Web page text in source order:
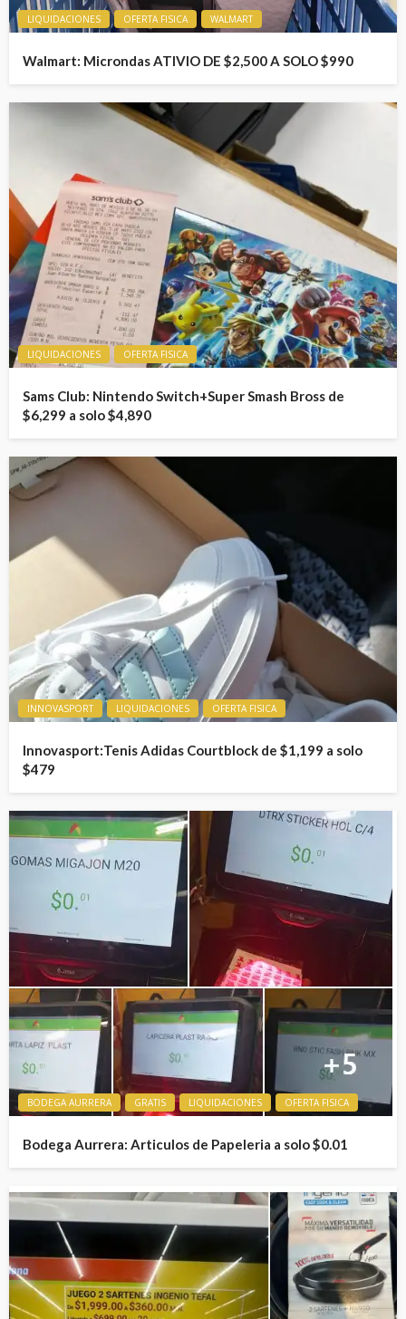
LIQUIDACIONES OFERTA FISICA WALMART
Walmart: Microndas ATIVIO DE $2,500 A SOLO $990
LIQUIDACIONES OFERTA FISICA
Sams Club: Nintendo Switch+Super Smash Bross de
$6,299 a solo $4,890
INNOVASPORT LIQUIDACIONES OFERTA FISICA
Innovasport:Tenis Adidas Courtblock de $1,199 a solo
$479
BODEGA AURRERA GRATIS LIQUIDACIONES OFERTA FISICA
Bodega Aurrera: Articulos de Papeleria a solo $0.01